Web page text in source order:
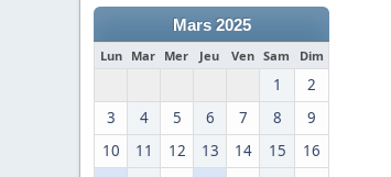
Mars 2025
Lun Mar Mer Jeu Ven Sam Dim
1
2
3
4 5 6 7 8
9
10
11 12 13 14 15
16